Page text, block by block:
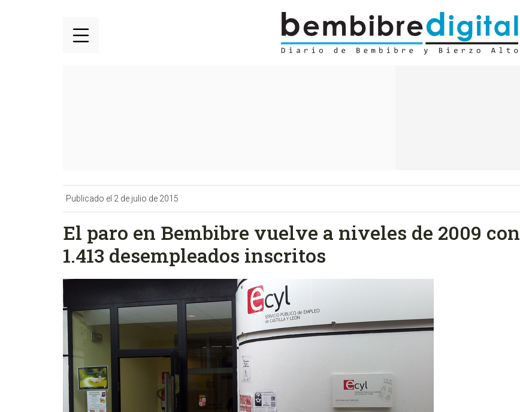
Publicado el 2 de julio de 2015
El paro en Bembibre vuelve a niveles de 2009 con
1.413 desempleados inscritos